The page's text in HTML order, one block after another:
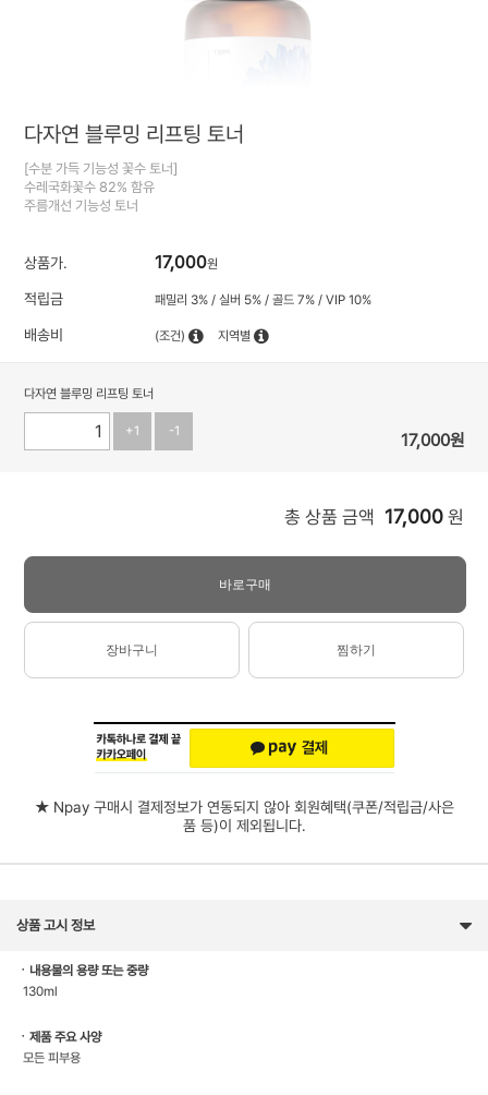
다자연 블루밍 리프팅 토너
[수분 가득 기능성 꽃수 토너]
수레국화꽃수 82% 함유
주름개선 기능성 토너
상품가. 17,000원
적립금 패밀리 3% / 실버 5% / 골드 7% / VIP 10%
배송비 (조건) 지역별
다자연 블루밍 리프팅 토너
+1 -1 17,000원
총 상품 금액 17,000 원
바로구매
장바구니 찜하기
★ Npay 구매시 결제정보가 연동되지 않아 회원혜택(쿠폰/적립금/사은
품 등)이 제외됩니다.
상품 고시 정보
ㆍ내용물의 용량 또는 중량
130ml
ㆍ제품 주요 사양
모든 피부용